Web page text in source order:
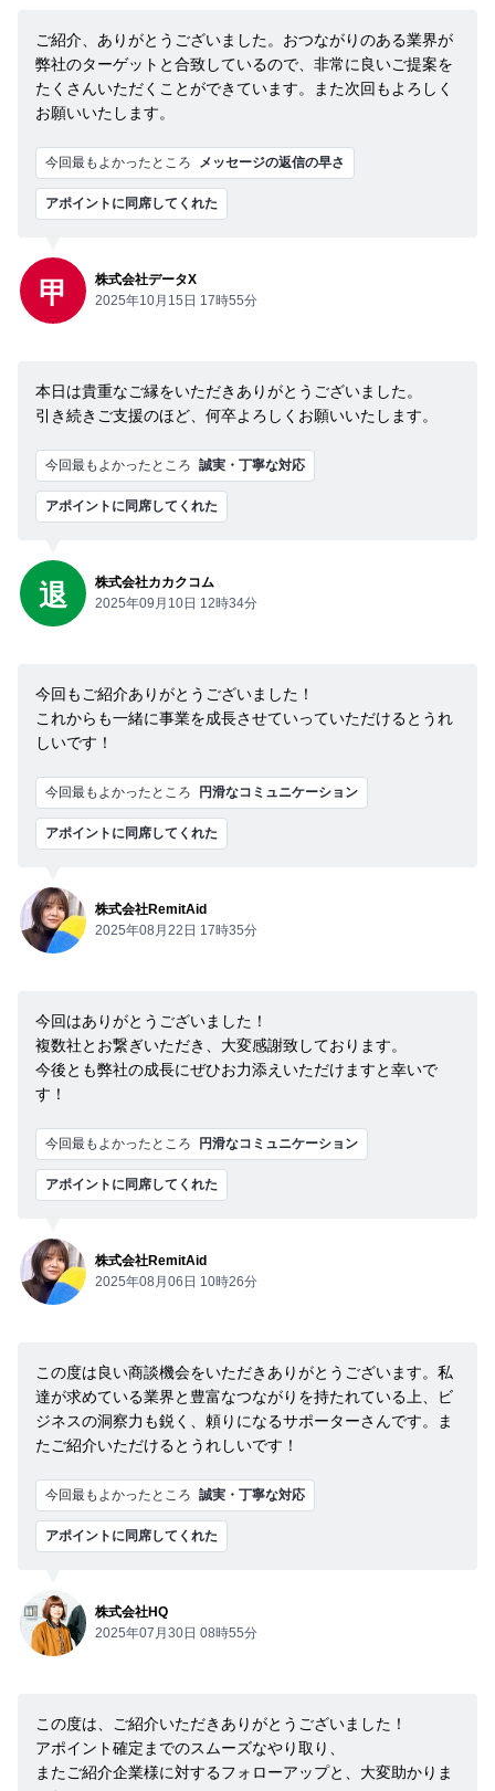
ご紹介、ありがとうございました。おつながりのある業界が
弊社のターゲットと合致しているので、非常に良いご提案を
たくさんいただくことができています。また次回もよろしく
お願いいたします。
今回最もよかったところ メッセージの返信の早さ
アポイントに同席してくれた
甲
株式会社データX
2025年10月15日 17時55分
本日は貴重なご縁をいただきありがとうございました。
引き続きご支援のほど、何卒よろしくお願いいたします。
今回最もよかったところ 誠実・丁寧な対応
アポイントに同席してくれた
退
株式会社カカクコム
2025年09月10日 12時34分
今回もご紹介ありがとうございました！
これからも一緒に事業を成長させていっていただけるとうれ
しいです！
今回最もよかったところ 円滑なコミュニケーション
アポイントに同席してくれた
株式会社RemitAid
2025年08月22日 17時35分
今回はありがとうございました！
複数社とお繋ぎいただき、大変感謝致しております。
今後とも弊社の成長にぜひお力添えいただけますと幸いで
す！
今回最もよかったところ 円滑なコミュニケーション
アポイントに同席してくれた
株式会社RemitAid
2025年08月06日 10時26分
この度は良い商談機会をいただきありがとうございます。私
達が求めている業界と豊富なつながりを持たれている上、ビ
ジネスの洞察力も鋭く、頼りになるサポーターさんです。ま
たご紹介いただけるとうれしいです！
今回最もよかったところ 誠実・丁寧な対応
アポイントに同席してくれた
株式会社HQ
2025年07月30日 08時55分
この度は、ご紹介いただきありがとうございました！
アポイント確定までのスムーズなやり取り、
またご紹介企業様に対するフォローアップと、大変助かりま